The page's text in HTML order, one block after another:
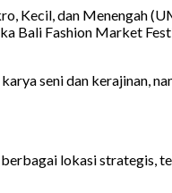
Kecil, dan Menengah
Bali Fashion Market
seni dan kerajinan,
lokasi strategis,